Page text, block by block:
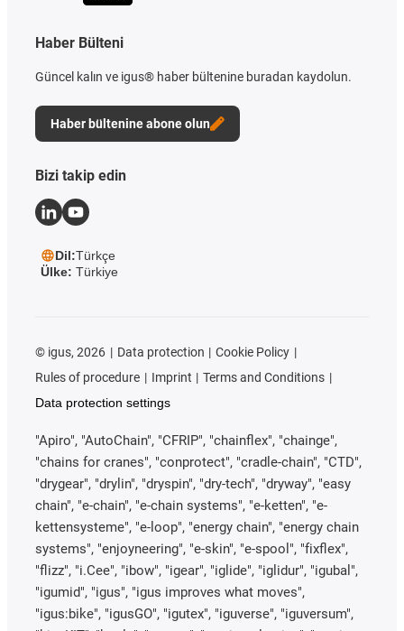
Haber Bülteni
Güncel kalın ve igus® haber bültenine buradan kaydolun.
Haber bültenine abone olun
Bizi takip edin
Dil:Türkçe
Ülke: Türkiye
© igus, 2026 Data protection
Cookie Policy
Rules of procedure
Imprint
Terms and Conditions
Data protection settings
"Apiro", "AutoChain", "CFRIP", "chainflex", "chainge",
"chains for cranes", "conprotect", "cradle-chain", "CTD",
"drygear", "drylin", "dryspin", "dry-tech", "dryway", "easy
chain", "e-chain", "e-chain systems", "e-ketten", "e-
kettensysteme", "e-loop", "energy chain", "energy chain
systems", "enjoyneering", "e-skin", "e-spool", "fixflex",
"flizz", "i.Cee", "ibow", "igear", "iglide", "iglidur", "igubal",
"igumid", "igus", "igus improves what moves",
"igus:bike", "igusGO", "igutex", "iguverse", "iguversum",